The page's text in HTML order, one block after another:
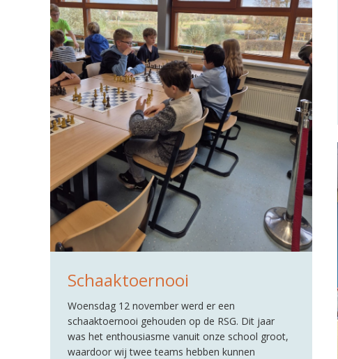
Schaaktoernooi
Woensdag 12 november werd er een
schaaktoernooi gehouden op de RSG. Dit jaar
was het enthousiasme vanuit onze school groot,
waardoor wij twee teams hebben kunnen